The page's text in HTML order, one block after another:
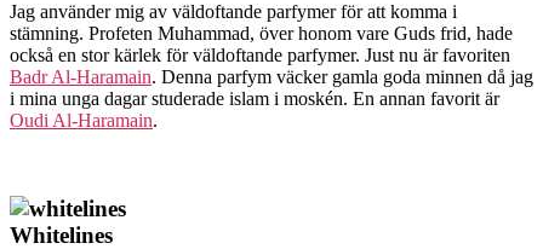
Jag använder mig av väldoftande parfymer för att komma i
stämning. Profeten Muhammad, över honom vare Guds frid, hade
också en stor kärlek för väldoftande parfymer. Just nu är favoriten
Badr Al-Haramain. Denna parfym väcker gamla goda minnen då jag
i mina unga dagar studerade islam i moskén. En annan favorit är
Oudi Al-Haramain.
Whitelines